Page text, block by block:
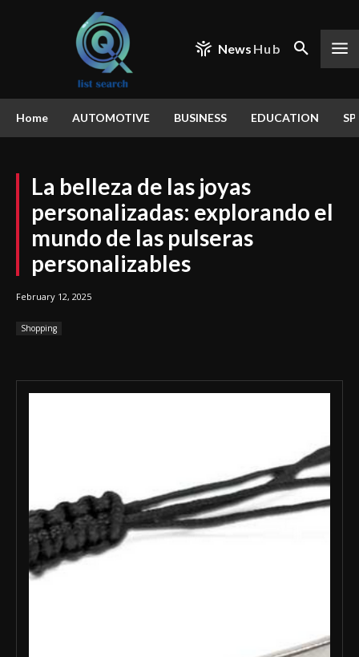
News Hub
Home AUTOMOTIVE BUSINESS EDUCATION
La belleza de las joyas
personalizadas: explorando el
mundo de las pulseras
personalizables
February 12, 2025
Shopping